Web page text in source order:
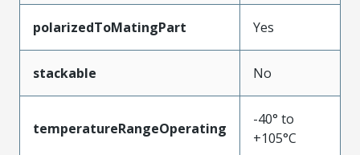
polarizedToMatingPart Yes
stackable No
temperatureRangeOperating
-40° to
+105°C